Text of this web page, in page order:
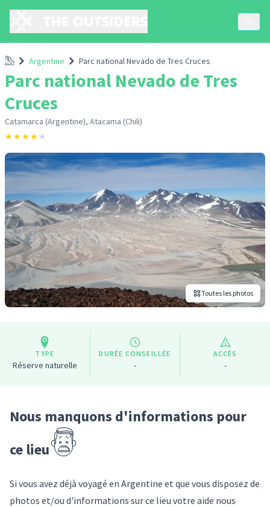
AccueilArgentine Parc national Nevado de Tres Cruces
Parc national Nevado de Tres
Cruces
Catamarca (Argentine), Atacama (Chili)
★★★★ ★
Toutes les photos
TYPE
Réserve naturelle
DURÉE CONSEILLÉE
-
ACCÈS
-
Nous manquons d'informations pour
ce lieu
Si vous avez déjà voyagé en Argentine et que vous disposez de
photos et/ou d'informations surce lieu votre aide nous